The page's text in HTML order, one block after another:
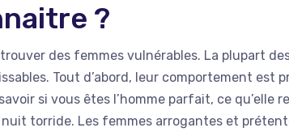
?
des femmes vulnérables. La plupart
Tout d’abord, leur comportement est
si vous êtes l’homme parfait, ce qu’elle
torride. Les femmes arrogantes et